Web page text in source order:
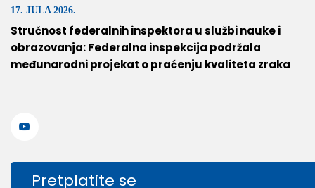
17. JULA 2026.
Stručnost federalnih inspektora u službi nauke i
obrazovanja: Federalna inspekcija podržala
međunarodni projekat o praćenju kvaliteta zraka
Pretplatite se